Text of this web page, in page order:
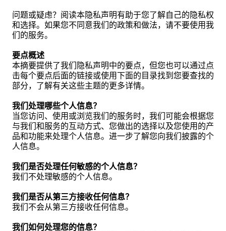
问题或疑虑？阅读本隐私声明有助于您了解自己的隐私权
和选择。如果您不同意我们的政策和做法，请不要使用我
们的服务。
要点概述
本摘要提供了我们隐私声明中的要点，但您也可以通过点
击每个要点后面的链接或使用下面的目录找到您要查找的
部分，了解有关这些主题的更多详情。
我们处理哪些个人信息？
当您访问、使用或浏览我们的服务时，我们可能会根据您
与我们和服务的互动方式、您做出的选择以及您使用的产
品和功能来处理个人信息。进一步了解您向我们披露的个
人信息。
我们是否处理任何敏感的个人信息？
我们不处理敏感的个人信息。
我们是否从第三方接收任何信息？
我们不会从第三方接收任何信息。
我们如何处理您的信息？